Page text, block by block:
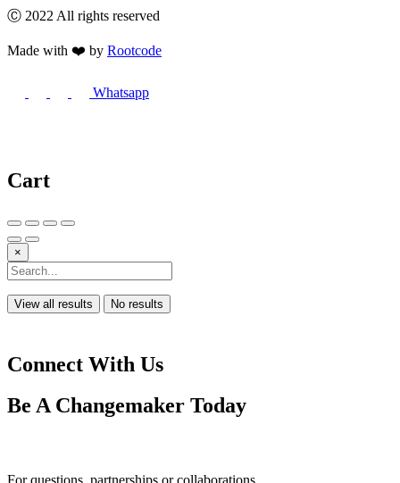
Ⓒ 2022 All rights reserved
Made with ❤️ by Rootcode
Whatsapp
Cart
×
View all results No results
Connect With Us
Be AChangemaker Today
For questions, partnerships or collaborations